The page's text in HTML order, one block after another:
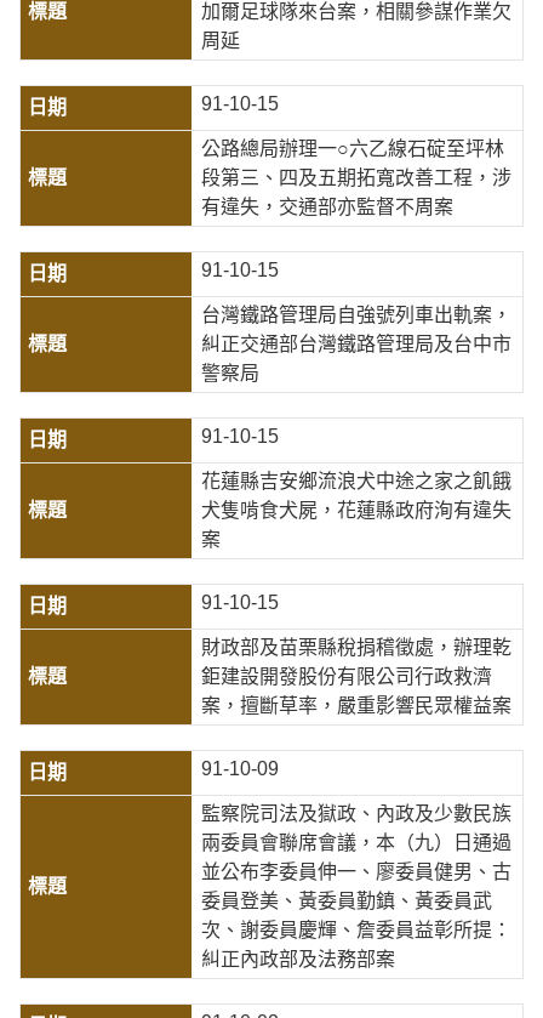
加爾足球隊來台案，相關參謀作業欠
周延
91-10-15
公路總局辦理一○六乙線石碇至坪林
段第三、四及五期拓寬改善工程，涉
有違失，交通部亦監督不周案
91-10-15
台灣鐵路管理局自強號列車出軌案，
糾正交通部台灣鐵路管理局及台中市
警察局
91-10-15
花蓮縣吉安鄉流浪犬中途之家之飢餓
犬隻啃食犬屍，花蓮縣政府洵有違失
案
91-10-15
財政部及苗栗縣稅捐稽徵處，辦理乾
鉅建設開發股份有限公司行政救濟
案，擅斷草率，嚴重影響民眾權益案
91-10-09
監察院司法及獄政、內政及少數民族
兩委員會聯席會議，本（九）日通過
並公布李委員伸一、廖委員健男、古
委員登美、黃委員勤鎮、黃委員武
次、謝委員慶輝、詹委員益彰所提：
糾正內政部及法務部案